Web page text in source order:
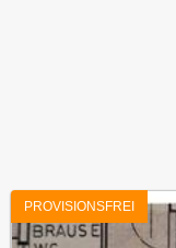
PROVISIONSFREI